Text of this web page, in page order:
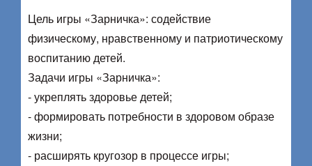
Цель игры «Зарничка»: содействие
физическому, нравственному и патриотическому
воспитанию детей.
Задачи игры «Зарничка»:
​- укреплять здоровье детей;
​- формировать потребности в здоровом образе
жизни;
​- расширять кругозор в процессе игры;